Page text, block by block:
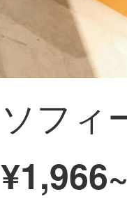
¥1,966~